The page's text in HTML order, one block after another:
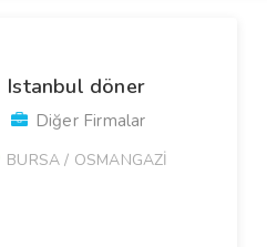
Istanbul döner
Diğer Firmalar
BURSA / OSMANGAZİ